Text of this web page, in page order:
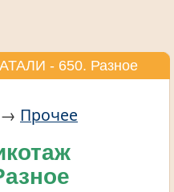
- 650. Разное
→ Прочее